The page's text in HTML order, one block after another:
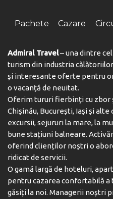
Pachete Cazare
Admiral Travel– una dintre
turism din industria
și interesante oferte pentru
o vacanță de neuitat.
Oferim tururi fierbinți cu zbor
Chișinău, București, Iași și
excursii, sejururi la mare, la
bune stațiuni balneare.
oferind clienților noștri o
ridicat de servicii.
O gamă largă de hoteluri,
pentru cazarea confortabilă
găsiți la noi. Managerii noștri